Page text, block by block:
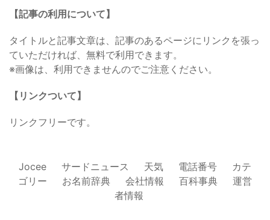
【記事の利用について】
タイトルと記事文章は、記事のあるページにリンクを張っ
ていただければ、無料で利用できます。
※画像は、利用できませんのでご注意ください。
【リンクついて】
リンクフリーです。
Jocee サードニュース 天気 電話番号
カテ
ゴリー
お名前辞典 会社情報 百科事典
運営
者情報